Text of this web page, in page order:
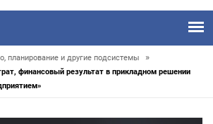
планирование и другие подсистемы »
финансовый результат в прикладном решении